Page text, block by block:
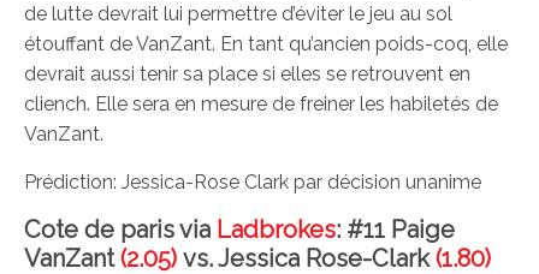
de lutte devrait lui permettre d’éviter le jeu au sol
étouffant de VanZant. En tant qu’ancien poids-coq, elle
devrait aussi tenir sa place si elles se retrouvent en
cliench. Elle sera en mesure de freiner les habiletés de
VanZant.
Prédiction: Jessica-Rose Clark par décision unanime
Cote de paris via Ladbrokes: #11 Paige
VanZant(2.05) vs. Jessica Rose-Clark(1.80)